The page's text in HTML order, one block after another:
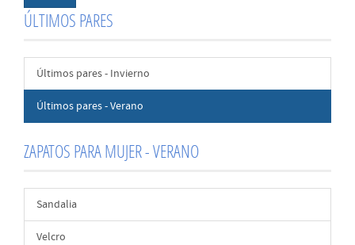
ÚLTIMOS PARES
Últimos pares - Invierno
Últimos pares - Verano
ZAPATOS PARA MUJER - VERANO
Sandalia
Velcro